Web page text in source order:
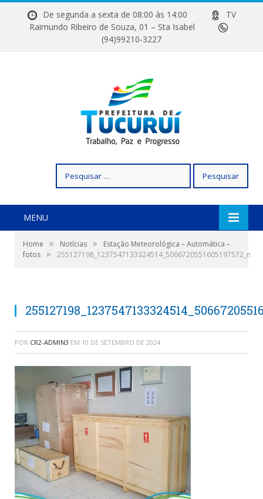
De segunda a sexta de 08:00 às 14:00
TV
Raimundo Ribeiro de Souza, 01 – Sta Isabel
(94)99210-3227
por:
MENU
Home » Notícias »
Estação Meteorológica – Automática –
fotos » 255127198_1237547133324514_5066720551605197572_n
POR CR2-ADMIN3 EM 10 DE SETEMBRO DE 2024